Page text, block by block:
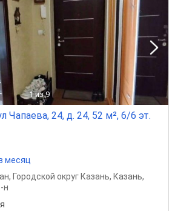
1 из 9
Чапаева, 24, д. 24, 52 м², 6/6 эт.
месяц
, Городской округ Казань, Казань,
н